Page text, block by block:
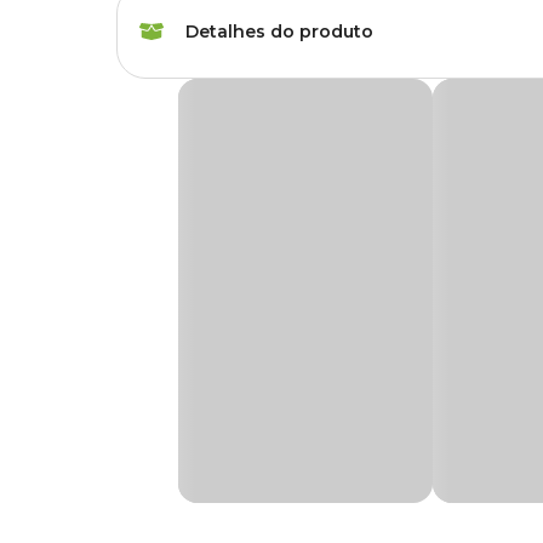
Cor Vinho
Autoirrigável Não
Detalhes do produto